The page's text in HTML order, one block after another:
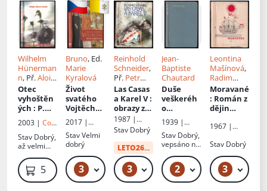
Perkins
Raven
Beranek
Christian
Beranek
Tommy
Castillo
Wilhelm
Hünerman
n, Př.Alois
Hanzelka
Otec
vyhoštěn
ých : P.
Damián
de
Veuster,
hrdina
křesťansk
é lásky ; z
vlámštiny
přeložil P.
2003 | Cor
Stav Dobrý,
až velmi
ořízka s
flíčky
59 Kč
Bruno, Ed.
Marie
Kyralová
Život
svatého
Vojtěcha
Nascitur
purpureu
s flos
2017 |
Vyšehrad
StavVelmi
dobrý
3 299 Kč – 329 Kč
Reinhold
Schneider,
Př. Petr
Kratochvíl
Las Casas
a Karel V:
obrazy z
časů
dobývání
Indie
1987 |
Vyšehrad
Stav Dobrý
LETO26od: 34 Kč
3 49 Kč
Jean-
Baptiste
Chautard
Duše
veškeréh
o
apoštolát
u
1939 |
Sestry
Neposkvrn
ěného
Početí
Panny
Marie
Stav Dobrý,
vepsáno na
listu2 149 Kč – 179 Kč
Leontina
Mašínová,
Radim
Kalfus
Moravané
: Román z
dějin
bratrské
1967 |
církevní
tví
Stav Dobrý
3